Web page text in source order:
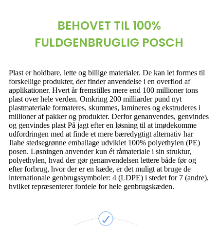
BEHOVET TIL 100%
FULDGENBRUGLIG POSCH
Plast er holdbare, lette og billige materialer. De kan let formes til
forskellige produkter, der finder anvendelse i en overflod af
applikationer. Hvert år fremstilles mere end 100 millioner tons
plast over hele verden. Omkring 200 milliarder pund nyt
plastmateriale formateres, skummes, lamineres og ekstruderes i
millioner af pakker og produkter. Derfor genanvendes, genvindes
og genvindes plast På jagt efter en løsning til at imødekomme
udfordringen med at finde et mere bæredygtigt alternativ har
Jiahe stedsegrønne emballage udviklet 100% polyethylen (PE)
posen. Løsningen anvender kun ét råmateriale i sin struktur,
polyethylen, hvad der gør genanvendelsen lettere både før og
efter forbrug, hvor der er en kæde, er det muligt at bruge de
internationale genbrugssymboler: 4 (LDPE) i stedet for 7 (andre),
hvilket repræsenterer fordele for hele genbrugskæden.